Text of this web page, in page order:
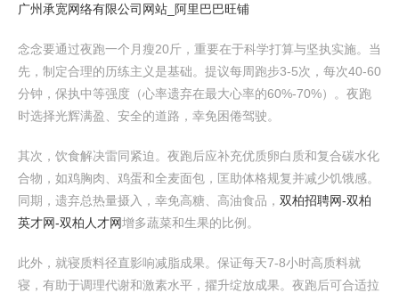
广州承宽网络有限公司网站_阿里巴巴旺铺
念念要通过夜跑一个月瘦20斤，重要在于科学打算与坚执实施。当
先，制定合理的历练主义是基础。提议每周跑步3-5次，每次40-60
分钟，保执中等强度（心率遗弃在最大心率的60%-70%）。夜跑
时选择光辉满盈、安全的道路，幸免困倦驾驶。
其次，饮食解决雷同紧迫。夜跑后应补充优质卵白质和复合碳水化
合物，如鸡胸肉、鸡蛋和全麦面包，匡助体格规复并减少饥饿感。
同期，遗弃总热量摄入，幸免高糖、高油食品， 双柏招聘网-双柏
英才网-双柏人才网增多蔬菜和生果的比例。
此外，就寝质料径直影响减脂成果。保证每天7-8小时高质料就
寝，有助于调理代谢和激素水平，擢升绽放成果。夜跑后可合适拉